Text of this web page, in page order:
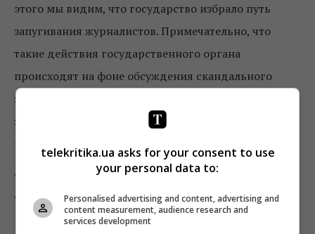
этого мы видим, что государство избрало путь
запугивания журналистов. Примечательно, что
такие действия государственного органа
происходят на фоне обсуждения скандального
законопроекта «О дезинформации», в котором
заложены механизмы цензуры и который
превращает Украину в своего северного соседа.
Убеждены, что действия Службы безопасности
Украины относительно обыска журналистов
противоречат принципам политической
telekritika.ua asks for your consent to use
your personal data to:
Personalised advertising and content, advertising and
content measurement, audience research and
services development